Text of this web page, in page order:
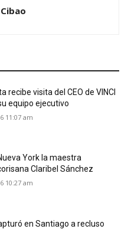
recibe visita del CEO de VINCI
equipo ejecutivo
11:07 am
York la maestra
Claribel Sánchez
10:27 am
en Santiago a recluso